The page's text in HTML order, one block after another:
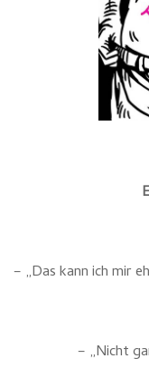
– „Das kann ich mir
– „Nicht